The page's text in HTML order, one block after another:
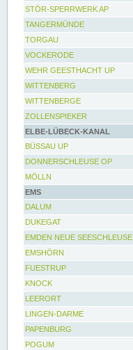
STÖR-SPERRWERK AP
TANGERMÜNDE
TORGAU
VOCKERODE
WEHR GEESTHACHT UP
WITTENBERG
WITTENBERGE
ZOLLENSPIEKER
ELBE-LÜBECK-KANAL
BÜSSAU UP
DONNERSCHLEUSE OP
MÖLLN
EMS
DALUM
DUKEGAT
EMDEN NEUE SEESCHLEUSE
EMSHÖRN
FUESTRUP
KNOCK
LEERORT
LINGEN-DARME
PAPENBURG
POGUM